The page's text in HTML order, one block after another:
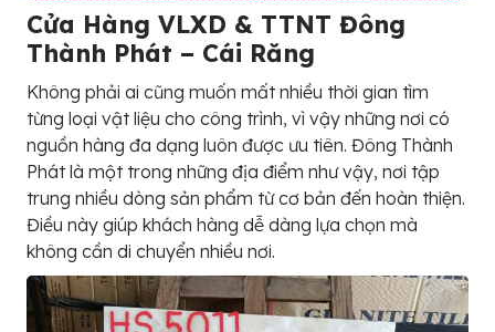
Cửa Hàng VLXD & TTNT Đông
Thành Phát – Cái Răng
Không phải ai cũng muốn mất nhiều thời gian tìm
từng loại vật liệu cho công trình, vì vậy những nơi có
nguồn hàng đa dạng luôn được ưu tiên. Đông Thành
Phát là một trong những địa điểm như vậy, nơi tập
trung nhiều dòng sản phẩm từ cơ bản đến hoàn thiện.
Điều này giúp khách hàng dễ dàng lựa chọn mà
không cần di chuyển nhiều nơi.